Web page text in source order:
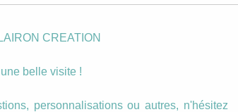
:EVJF,Mariage
prénom Team de la Mariée
CREATION
belle visite !
personnalisations ou autres, n'hésitez